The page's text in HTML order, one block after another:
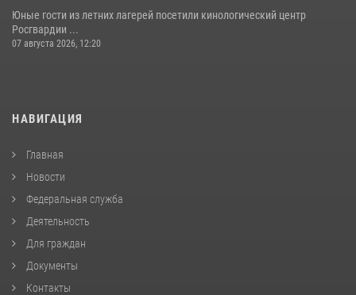
Юные гости из летних лагерей посетили кинологический центр
Росгвардии ...
07 августа 2026, 12:20
НАВИГАЦИЯ
Главная
Новости
Федеральная служба
Деятельность
Для граждан
Документы
Контакты